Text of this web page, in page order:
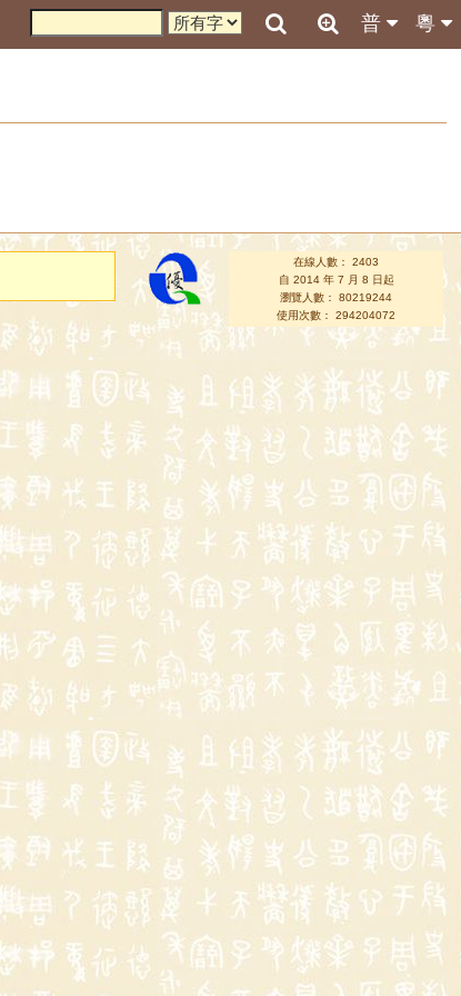
粵
普
在線人數： 2403
自 2014 年 7 月 8 日起
瀏覽人數： 80219244
使用次數： 294204072